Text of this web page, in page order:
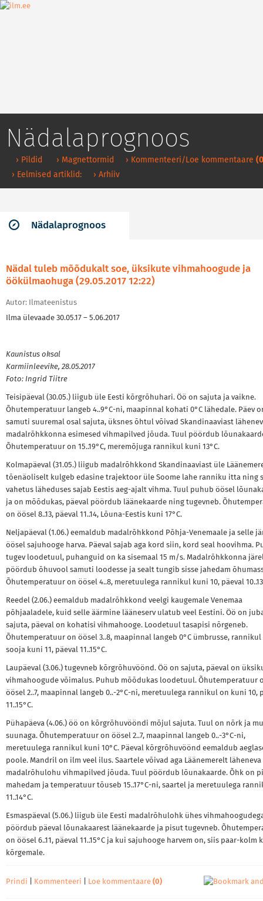
Nädalaprognoos
› Pildid › Magnettormid › Kommenteeri/Loe kommentaare
› Eelmised artiklid:
› Arhiiv
Nädalaprognoos
Nädal tuleb mõõdukalt soe, üksikute vihmahoogude ja
öökülmaohuga (29.05.2017 12:22)
Autor: Ilmateenistus
Ilma ülevaade 30.05.17 – 5.06.2017
Kaunistus oksal
Karmiinleevike, 28.05.2017
Foto: Ingrid Tiitre
Teisipäeval (30.05.) liigub üle Eesti kõrgrõhuhari. Öö on sajuta ja vaikne.
Õhutemperatuur langeb 4..9°C-ni, maapinnal kohati 0°C lähedale. Päev
samuti suuremal osal sajuta, üksnes õhtul võivad Skandinaaviast
madalrõhkkonna esimesed vihmapilved jõuda. Tuul pöördub
Õhutemperatuur on 15..19°C, meremõjuga rannikul kuni 13°C.
Kolmapäeval (31.05.) liigub madalrõhkkond Skandinaaviast üle
tõenäoliselt kulgeb edasine trajektoor üle Soome lahe ranniku itta ning
vahetus läheduses sajab Eestis aeg-ajalt vihma. Tuul puhub öösel
ja on mõõdukas, päeval pöördub läänekaarde ning tugevneb.
on öösel 8..13, päeval 11..14, Lõuna-Eestis kuni 17°C.
Neljapäeval (1.06.) eemaldub madalrõhkkond Põhja-Venemaale ja selle
öösel sajuhooge harva. Päeval sajab aga kord siin, kord seal hoovihma.
tugev loodetuul, puhanguid on ka sisemaal 15 m/s. Madalrõhkkonna
pöördub õhuvool samuti loodesse ja sealt tungib sisse jahedam
Õhutemperatuur on öösel 4..8, meretuulega rannikul kuni 10, päeval
Reedel (2.06.) eemaldub madalrõhkkond veelgi kaugemale Venemaa
põhjaaladele, kuid selle äärmine lääneserv ulatub veel Eestini. Öö on
sajuta, päeval on kohatisi vihmahooge. Loodetuul tasapisi nõrgeneb.
Õhutemperatuur on öösel 3..8, maapinnal langeb 0°C ümbrusse, rannikul
sooja kuni 11, päeval 11..15°C.
Laupäeval (3.06.) tugevneb kõrgrõhuvöönd. Öö on sajuta, päeval on
vihmahoogude võimalus. Puhub mõõdukas loodetuul. Õhutemperatuur
öösel 2..7, maapinnal langeb 0..-2°C-ni, meretuulega rannikul on kuni 10,
11..15°C.
Pühapäeva (4.06.) öö on kõrgrõhuvööndi mõjul sajuta. Tuul on nõrk ja
suunaga. Õhutemperatuur on öösel 2..7, maapinnal langeb 0..-3°C-ni,
meretuulega rannikul kuni 10°C. Päeval kõrgrõhuvöönd eemaldub
poole. Mandril on ilm veel ilus. Saartele võivad aga Läänemerelt läheneva
madalrõhulohu vihmapilved jõuda. Tuul pöördub lõunakaarde. Õhk on
mahedam ja temperatuur tõuseb 15..17°C-ni, saartel ja meretuulega
11..14°C.
Esmaspäeval (5.06.) liigub üle Eesti madalrõhulohk ühes
pöördub päeval lõunakaarest läänekaarde ja pisut tugevneb.
on öösel 6..11, päeval 11..15°C ja kui sajuhooge harvem on, siis paar-kolm
kõrgemale.
Prindi Kommenteeri Loe kommentaare (0)